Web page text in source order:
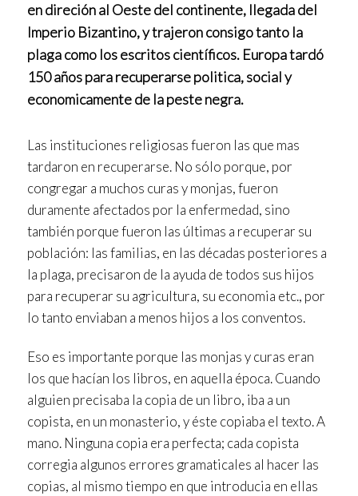
en direción al Oeste del continente, llegada del
Imperio Bizantino, y trajeron consigo tanto la
plaga como los escritos científicos. Europa tardó
150 años para recuperarse politica, social y
economicamente de la peste negra.
Las instituciones religiosas fueron las que mas
tardaron en recuperarse. No sólo porque, por
congregar a muchos curas y monjas, fueron
duramente afectados por la enfermedad, sino
también porque fueron las últimas a recuperar su
población: las familias, en las décadas posteriores a
la plaga, precisaron de la ayuda de todos sus hijos
para recuperar su agricultura, su economia etc., por
lo tanto enviaban a menos hijos a los conventos.
Eso es importante porque las monjas y curas eran
los que hacían los libros, en aquella época. Cuando
alguien precisaba la copia de un libro, iba a un
copista, en un monasterio, y éste copiaba el texto. A
mano. Ninguna copia era perfecta; cada copista
corregia algunos errores gramaticales al hacer las
copias, al mismo tiempo en que introducia en ellas